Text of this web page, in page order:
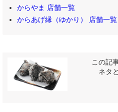
からやま 店舗一覧
からあげ縁（ゆかり） 店舗一覧
この記
ネタ